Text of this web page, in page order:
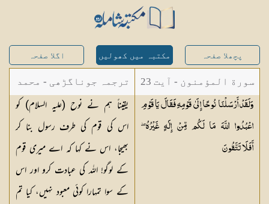
پچھلا صفحہ مکتبہ میں کھولیں اگلا صفحہ
سورة المؤمنون - آیت 23
وَلَقَدْ أَرْسَلْنَا نُوحًا إِلَىٰ قَوْمِهِ فَقَالَ يَا قَوْمِ
اعْبُدُوا اللَّهَ مَا لَكُم مِّنْ إِلَٰهٍ غَيْرُهُ ۖ
أَفَلَاتَتَّقُونَ
ترجمہ جوناگڑھی - محمد
جونا گڑھی
یقیناً ہم نے نوح (علیہ السلام) کو
اس کی قوم کی طرف رسول بنا کر
بھیجا، اس نے کہا کہ اے میری قوم
کے لوگو! اللہ کی عبادت کرو اور اس
کے سوا تمہارا کوئی معبود نہیں، کیا تم